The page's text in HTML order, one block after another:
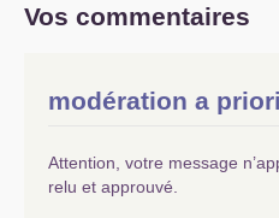
Vos commentaires
modération a priori
Attention, votre message
relu et approuvé.